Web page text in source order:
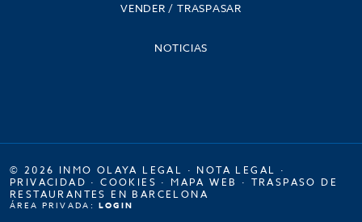
VENDER / TRASPASAR
NOTICIAS
© 2026 INMO OLAYA LEGAL · NOTA LEGAL ·
PRIVACIDAD ·COOKIES · MAPA WEB · TRASPASO DE
RESTAURANTES EN BARCELONA
ÁREA PRIVADA: LOGIN